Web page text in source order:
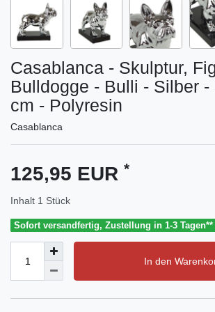
Casablanca - Skulptur,
Bulldogge - Bulli - Silber -
cm - Polyresin
Casablanca
125,95 EUR *
Inhalt 1 Stück
Sofort versandfertig, Zustellung in 1-3 Tagen**
In den